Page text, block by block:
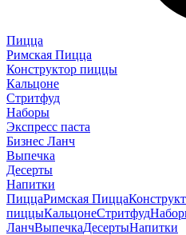
Пицца
Римская Пицца
Конструктор пиццы
Кальцоне
Стритфуд
Наборы
Экспресс паста
Бизнес Ланч
Выпечка
Десерты
Напитки
ПиццаРимская Пицца
пиццыКальцонеСтритфуд
ЛанчВыпечкаДесертыНапитки